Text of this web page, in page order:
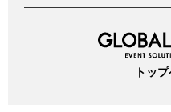
トッ